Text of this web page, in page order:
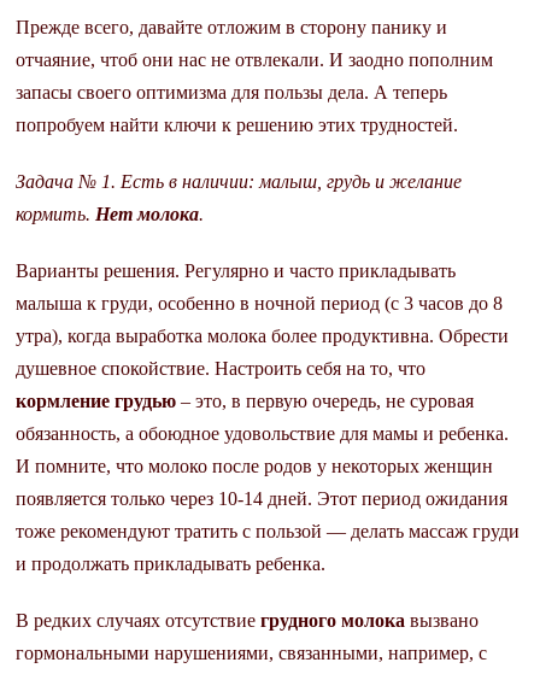
Прежде всего, давайте отложим в сторону панику и
отчаяние, чтоб они нас не отвлекали. И заодно пополним
запасы своего оптимизма для пользы дела. А теперь
попробуем найти ключи к решению этих трудностей.
Задача № 1. Есть в наличии: малыш, грудь и желание
кормить. Нет молока.
Варианты решения. Регулярно и часто прикладывать
малыша к груди, особенно в ночной период (с 3 часов до 8
утра), когда выработка молока более продуктивна. Обрести
душевное спокойствие. Настроить себя на то, что
кормление грудью – это, в первую очередь, не суровая
обязанность, а обоюдное удовольствие для мамы и ребенка.
И помните, что молоко после родов у некоторых женщин
появляется только через 10-14 дней. Этот период ожидания
тоже рекомендуют тратить с пользой — делать массаж груди
и продолжать прикладывать ребенка.
В редких случаях отсутствиегрудного молока вызвано
гормональными нарушениями, связанными, например, с